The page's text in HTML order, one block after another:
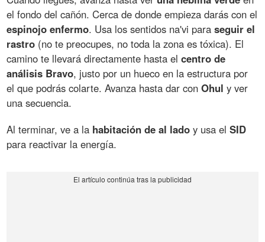
el fondo del cañón. Cerca de donde empieza darás con el
espinojo enfermo. Usa los sentidos na'vi paraseguir el
rastro (no te preocupes, no toda la zona es tóxica). El
camino te llevará directamente hasta elcentro de
análisis Bravo, justo por un hueco en la estructura por
el que podrás colarte. Avanza hasta dar conOhul y ver
una secuencia.
Al terminar, ve a la habitación de al lado y usa elSID
para reactivar la energía.